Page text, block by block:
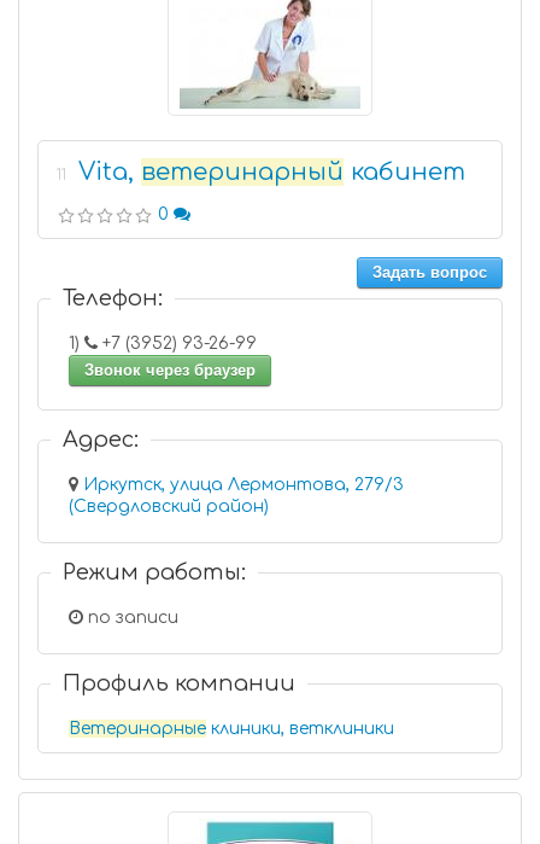
11 Vita, ветеринарный кабинет
0
Задать вопрос
Телефон:
1)
+7 (3952) 93-26-99
Звонок через браузер
Адрес:
Иркутск, улица Лермонтова, 279/3
(Свердловский район)
Режим работы:
по записи
Профиль компании
Ветеринарные клиники, ветклиники